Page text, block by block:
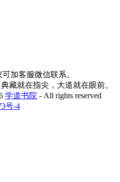
加客服微信联系。
藏就在指尖，大道就在眼前。
学道书院 - All rights reserved
号-4